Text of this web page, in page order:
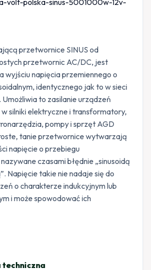
przetwornice SINUS od
przetwornic AC/DC, jest
wyjściu napięcia przemiennego o
identycznego jak to w sieci
to zasilanie urządzeń
silniki elektryczne i transformatory,
pompy i sprzęt AGD
tanie przetwornice wytwarzają
napięcie o przebiegu
czasami błędnie „sinusoidą
Napięcie takie nie nadaje się do
o charakterze indukcyjnym lub
i może spowodować ich